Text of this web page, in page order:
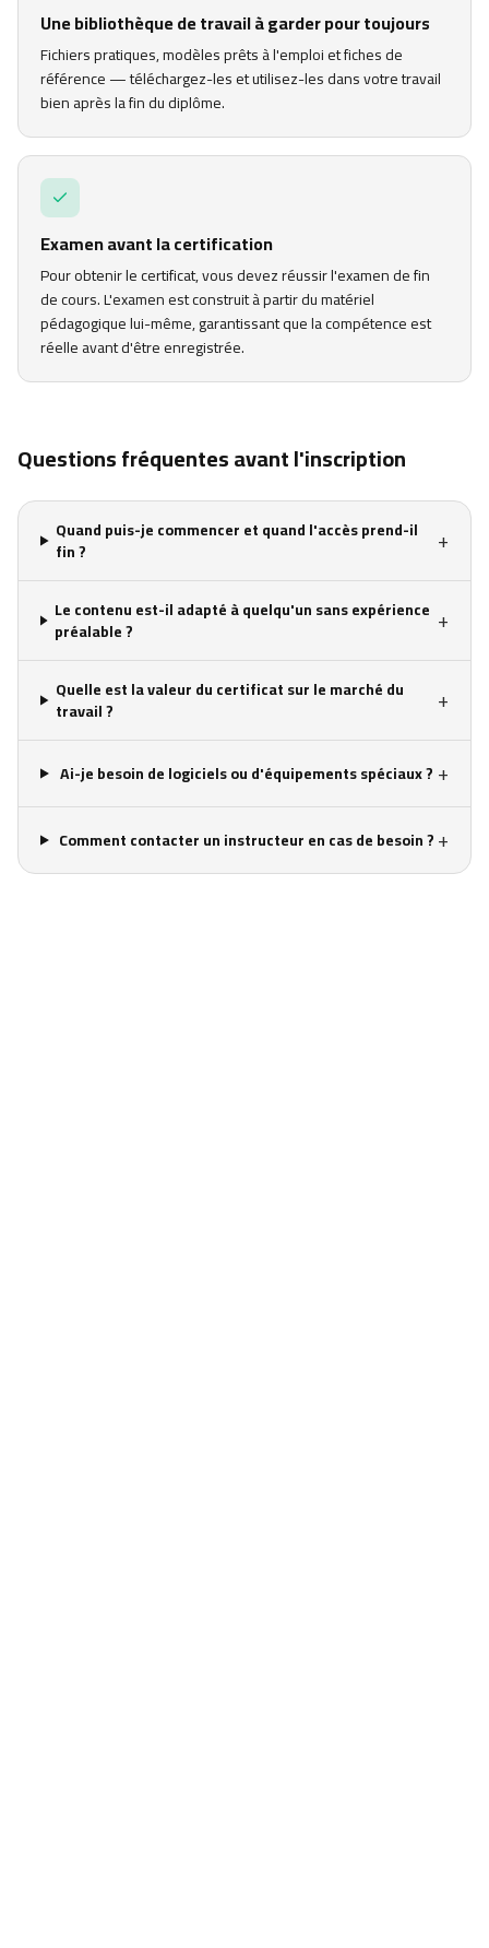
Une bibliothèque de travail à garder pour toujours
Fichiers pratiques, modèles prêts à l'emploi et fiches de
référence — téléchargez-les et utilisez-les dans votre travail
bien après la fin du diplôme.
Examen avant la certification
Pour obtenir le certificat, vous devez réussir l'examen de fin
de cours. L'examen est construit à partir du matériel
pédagogique lui-même, garantissant que la compétence est
réelle avant d'être enregistrée.
Questions fréquentes avant l'inscription
Quand puis-je commencer et quand l'accès prend-il
fin ? +
Le contenu est-il adapté à quelqu'un sans expérience
préalable ? +
Quelle est la valeur du certificat sur le marché du
travail ? +
Ai-je besoin de logiciels ou d'équipements spéciaux ? +
Comment contacter un instructeur en cas de besoin ?+